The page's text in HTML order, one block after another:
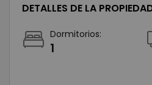
DETALLES DE LA
Dormitorios:
1